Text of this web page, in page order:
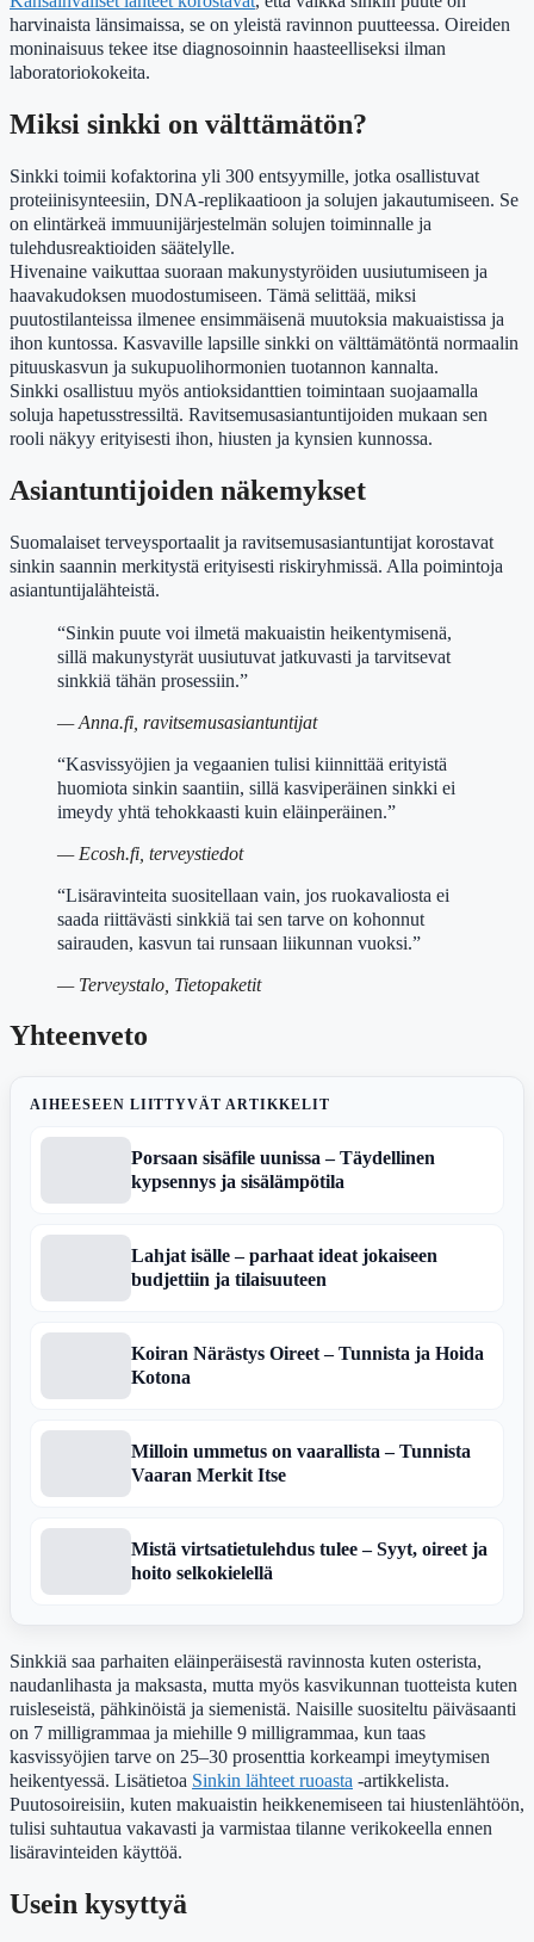
harvinaista länsimaissa, se on yleistä ravinnon puutteessa. Oireiden
moninaisuus tekee itse diagnosoinnin haasteelliseksi ilman
laboratoriokokeita.
Miksi sinkki on välttämätön?
Sinkki toimii kofaktorina yli 300 entsyymille, jotka osallistuvat
proteiinisynteesiin, DNA-replikaatioon ja solujen jakautumiseen. Se
on elintärkeä immuunijärjestelmän solujen toiminnalle ja
tulehdusreaktioiden säätelylle.
Hivenaine vaikuttaa suoraan makunystyröiden uusiutumiseen ja
haavakudoksen muodostumiseen. Tämä selittää, miksi
puutostilanteissa ilmenee ensimmäisenä muutoksia makuaistissa ja
ihon kuntossa. Kasvaville lapsille sinkki on välttämätöntä normaalin
pituuskasvun ja sukupuolihormonien tuotannon kannalta.
Sinkki osallistuu myös antioksidanttien toimintaan suojaamalla
soluja hapetusstressiltä. Ravitsemusasiantuntijoiden mukaan sen
rooli näkyy erityisesti ihon, hiusten ja kynsien kunnossa.
Asiantuntijoiden näkemykset
Suomalaiset terveysportaalit ja ravitsemusasiantuntijat korostavat
sinkin saannin merkitystä erityisesti riskiryhmissä. Alla poimintoja
asiantuntijalähteistä.
“Sinkin puute voi ilmetä makuaistin heikentymisenä,
sillä makunystyrät uusiutuvat jatkuvasti ja tarvitsevat
sinkkiä tähän prosessiin.”
— Anna.fi, ravitsemusasiantuntijat
“Kasvissyöjien ja vegaanien tulisi kiinnittää erityistä
huomiota sinkin saantiin, sillä kasviperäinen sinkki ei
imeydy yhtä tehokkaasti kuin eläinperäinen.”
— Ecosh.fi, terveystiedot
“Lisäravinteita suositellaan vain, jos ruokavaliosta ei
saada riittävästi sinkkiä tai sen tarve on kohonnut
sairauden, kasvun tai runsaan liikunnan vuoksi.”
— Terveystalo, Tietopaketit
Yhteenveto
AIHEESEEN LIITTYVÄT ARTIKKELIT
Porsaan sisäfile uunissa – Täydellinen
kypsennys ja sisälämpötila
Lahjat isälle – parhaat ideat jokaiseen
budjettiin ja tilaisuuteen
Koiran Närästys Oireet – Tunnista ja Hoida
Kotona
Milloin ummetus on vaarallista – Tunnista
Vaaran Merkit Itse
Mistä virtsatietulehdus tulee – Syyt, oireet ja
hoito selkokielellä
Sinkkiä saa parhaiten eläinperäisestä ravinnosta kuten osterista,
naudanlihasta ja maksasta, mutta myös kasvikunnan tuotteista kuten
ruisleseistä, pähkinöistä ja siemenistä. Naisille suositeltu päiväsaanti
on 7 milligrammaa ja miehille 9 milligrammaa, kun taas
kasvissyöjien tarve on 25–30 prosenttia korkeampi imeytymisen
heikentyessä. Lisätietoa Sinkin lähteet ruoasta -artikkelista.
Puutosoireisiin, kuten makuaistin heikkenemiseen tai hiustenlähtöön,
tulisi suhtautua vakavasti ja varmistaa tilanne verikokeella ennen
lisäravinteiden käyttöä.
Usein kysyttyä